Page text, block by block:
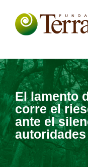
El lamento
corre el
ante el
autoridades